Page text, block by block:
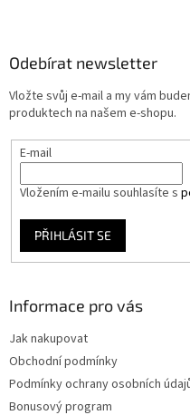
Odebírat newsletter
Vložte svůj e-mail a my vám
produktech na našem e-shopu.
E-mail
Vložením e-mailu souhlasíte s
PŘIHLÁSIT SE
Informace pro vás
Jak nakupovat
Obchodní podmínky
Podmínky ochrany osobních
Bonusový program